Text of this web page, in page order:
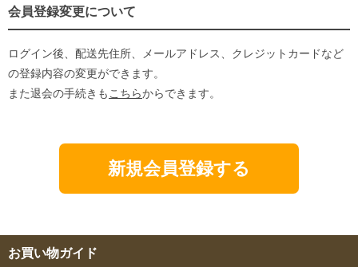
会員登録変更について
ログイン後、配送先住所、メールアドレス、クレジットカードなど
の登録内容の変更ができます。
また退会の手続きも こちらからできます。
新規会員登録する
お買い物ガイド